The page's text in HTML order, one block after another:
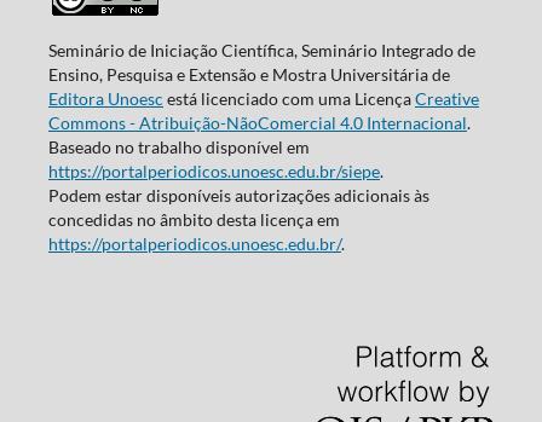
Seminário de Iniciação Científica, Seminário Integrado de
Ensino, Pesquisa e Extensão e Mostra Universitária de
Editora Unoesc está licenciado com uma LicençaCreative
Commons - Atribuição-NãoComercial 4.0 Internacional.
Baseado no trabalho disponível em
https://portalperiodicos.unoesc.edu.br/siepe.
Podem estar disponíveis autorizações adicionais às
concedidas no âmbito desta licença em
https://portalperiodicos.unoesc.edu.br/.